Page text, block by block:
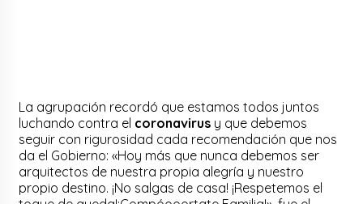
La agrupación recordó que estamos todos juntos
luchando contra el coronavirus y que debemos
seguir con rigurosidad cada recomendación que nos
da el Gobierno: «Hoy más que nunca debemos ser
arquitectos de nuestra propia alegría y nuestro
propio destino. ¡No salgas de casa! ¡Respetemos el